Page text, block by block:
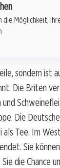
Möglichkeit,
sondern ist
Die Briten
Die
als Tee. Im
Sie
die Chance